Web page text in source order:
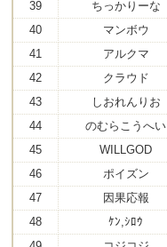
39
ちっかりーな
40
マンボウ
41
アルクマ
42
クラウド
43
しおれんりお
44
のむらこうへい
45
WILLGOD
46
ポイズン
47
因果応報
48
ｹﾝ,ｼﾛｳ